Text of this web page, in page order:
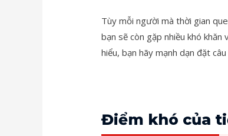
Tùy mỗi người mà thời gian
bạn sẽ còn gặp nhiều khó
hiểu, bạn hãy mạnh dạn đặt
Điểm khó của